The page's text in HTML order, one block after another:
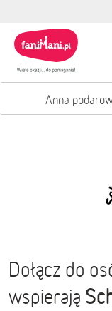
Anna
Dołącz do
wspierają